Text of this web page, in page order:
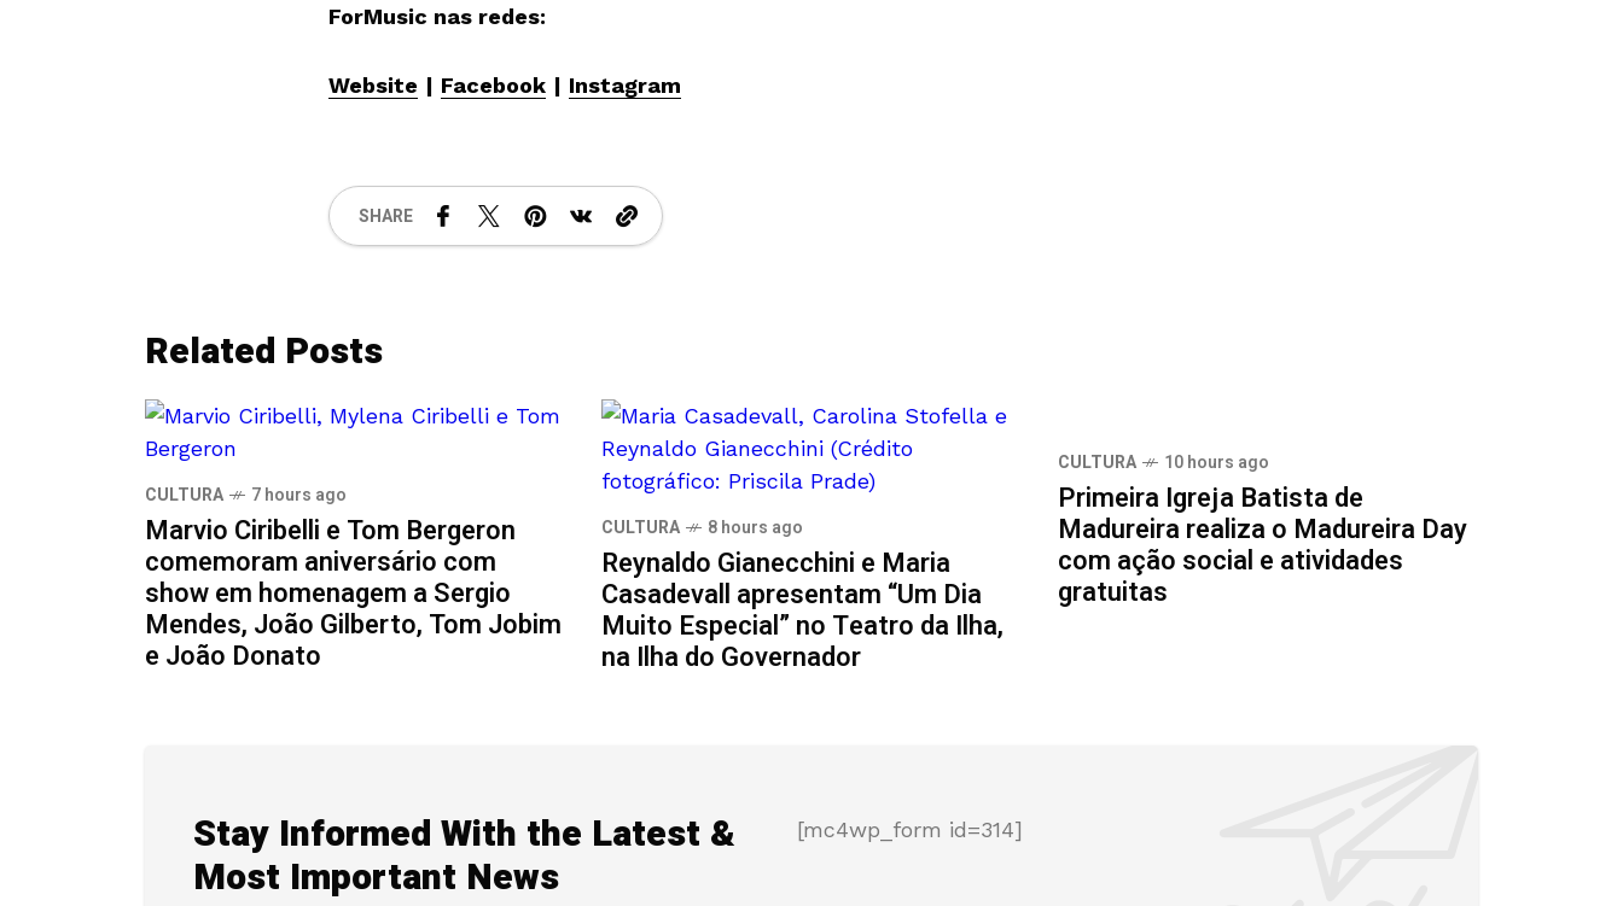
ForMusic nas redes:
Website | Facebook | Instagram
SHARE
Related Posts
CULTURA 7 hours ago
Marvio Ciribelli e Tom Bergeron
comemoram aniversário com
show em homenagem a Sergio
Mendes, João Gilberto, Tom Jobim
e João Donato
CULTURA 8 hours ago
Reynaldo Gianecchini e Maria
Casadevall apresentam “Um Dia
Muito Especial” no Teatro da Ilha,
na Ilha do Governador
CULTURA 10 hours ago
Primeira Igreja Batista de
Madureira realiza o Madureira Day
com ação social e atividades
gratuitas
Stay Informed With the Latest &
Most Important News
[mc4wp_form id=314]